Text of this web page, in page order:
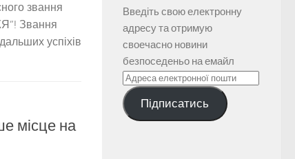
звання
Звання
успіхів
місце на
Введіть свою електронну
адресу та отримую
своечасно новини
безпоседеньо на емайл
Адреса
електронної
поштиПідписатись